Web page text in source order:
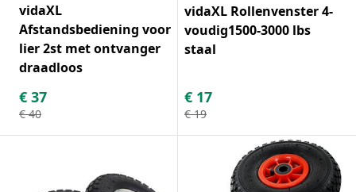
vidaXL
Afstandsbediening voor
lier 2st met ontvanger
draadloos
€ 37
€ 40
vidaXL Rollenvenster 4-
voudig1500-3000 lbs
staal
€ 17
€ 19